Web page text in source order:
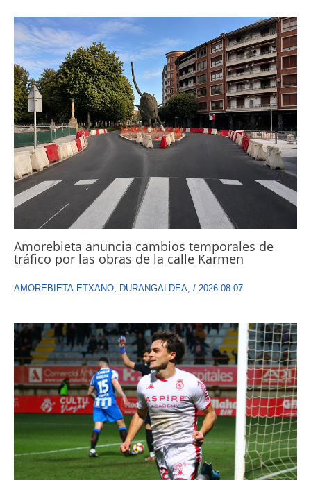
Amorebieta anuncia cambios temporales de
tráfico por las obras de la calle Karmen
AMOREBIETA-ETXANO DURANGALDEA / 2026-08-07